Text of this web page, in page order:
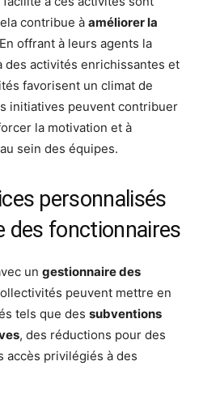
contribue à améliorer la
offrant à leurs agents la
activités enrichissantes et
favorisent un climat de
initiatives peuvent contribuer
la motivation et à
au sein des équipes.
personnalisés
des fonctionnaires
un gestionnaire des
peuvent mettre en
tels que des subventions
, des réductions pour des
accès privilégiés à des